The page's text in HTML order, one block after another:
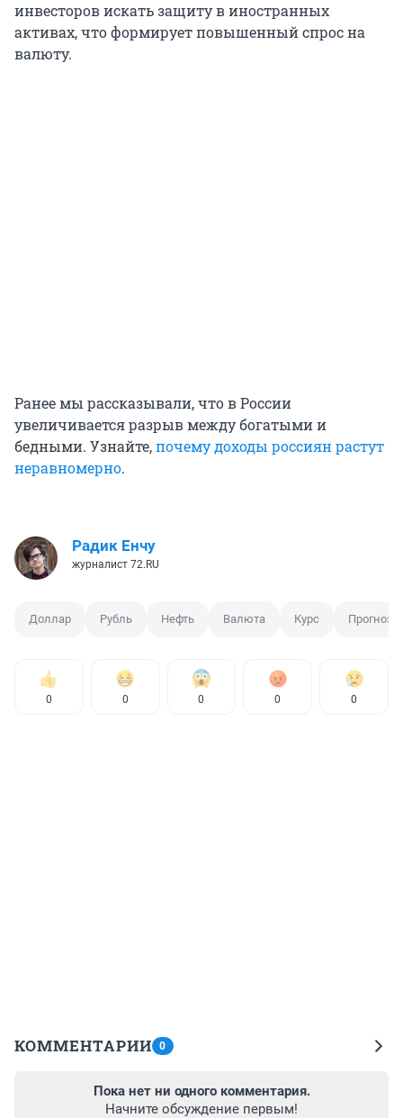
инвесторов искать защиту в иностранных
активах, что формирует повышенный спрос на
валюту.
Ранее мы рассказывали, что в России
увеличивается разрыв между богатыми и
бедными. Узнайте,почему доходы россиян растут
неравномерно.
Радик Енчу
журналист 72.RU
Доллар Рубль Нефть Валюта Курс Прогноз
0 0 0 0 0
КОММЕНТАРИИ 0
Пока нет ни одного комментария.
Начните обсуждение первым!